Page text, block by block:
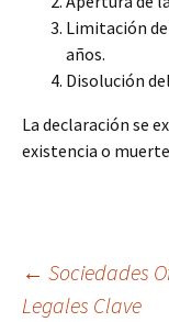
Limitación
años.
Disolución
La declaración se
existencia o
← Sociedades
Legales Clave